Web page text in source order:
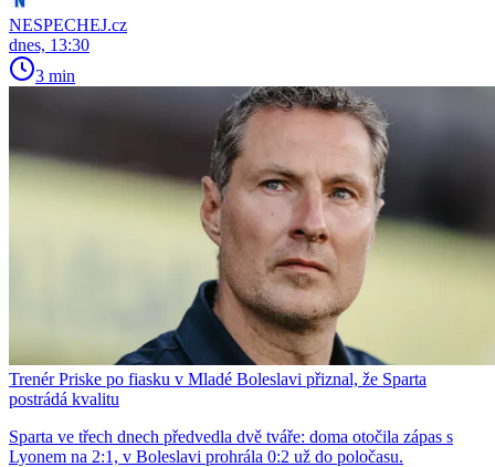
NESPECHEJ.cz
dnes, 13:30
3 min
Trenér Priske po fiasku v Mladé Boleslavi přiznal, že Sparta
postrádá kvalitu
Sparta ve třech dnech předvedla dvě tváře: doma otočila zápas s
Lyonem na 2:1, v Boleslavi prohrála 0:2 už do poločasu.